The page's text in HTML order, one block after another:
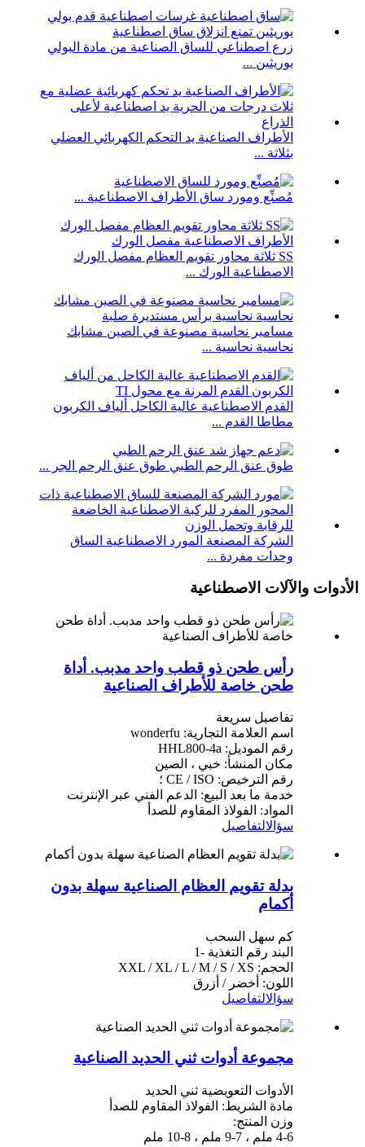
زرع اصطناعي للساق الصناعية من مادة البولي
يوريثين ...
الأطراف الصناعية يد التحكم الكهربائي العضلي
بثلاثة ...
مُصنِّع ومورد ساق الأطراف الاصطناعية ...
SS ثلاثة محاور تقويم العظام مفصل الورك
الاصطناعية الورك ...
مسامير نحاسية مصنوعة في الصين مشابك
نحاسية نحاسية ...
القدم الاصطناعية عالية الكاحل ألياف الكربون
مطاطا القدم ...
طوق عنق الرحم الطبي طوق عنق الرحم الجر ...
الشركة المصنعة المورد الاصطناعية الساق
وحدات مفردة ...
الأدوات والآلات الاصطناعية
رأس طحن ذو قطب واحد مدبب. أداة
طحن خاصة للأطراف الصناعية
تفاصيل سريعة
اسم العلامة التجارية: wonderfu
رقم الموديل: HHL800-4a
مكان المنشأ: خبي ، الصين
رقم الترخيص: CE / ISO ؛
خدمة ما بعد البيع: الدعم الفني عبر الإنترنت
المواد: الفولاذ المقاوم للصدأ
سؤالالتفاصيل
بدلة تقويم العظام الصناعية سهلة بدون
أكمام
كم سهل السحب
البند رقم التغذية -1
الحجم: XXL / XL / L / M / S / XS
اللون: أخضر / أزرق
سؤالالتفاصيل
مجموعة أدوات ثني الحديد الصناعية
الأدوات التعويضية ثني الحديد
مادة الشريط: الفولاذ المقاوم للصدأ
وزن المنتج:
4-6 ملم ، 7-9 ملم ، 8-10 ملم